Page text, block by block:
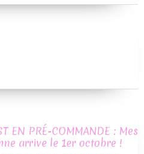
EN PRÉ-COMMANDE : Mes
arrive le 1er octobre !